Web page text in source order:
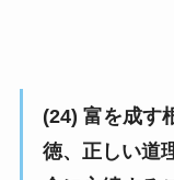
(24) 富を成す
徳、正しい道